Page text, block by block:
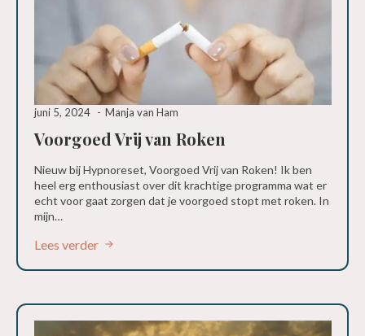
Voorgoed Vrij van Roken
juni 5, 2024 Manja van Ham
Nieuw bij Hypnoreset, Voorgoed Vrij van Roken! Ik ben
heel erg enthousiast over dit krachtige programma wat er
echt voor gaat zorgen dat je voorgoed stopt met roken. In
mijn…
Lees verder